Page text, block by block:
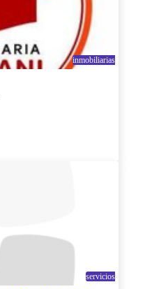
inmobiliarias
servicios